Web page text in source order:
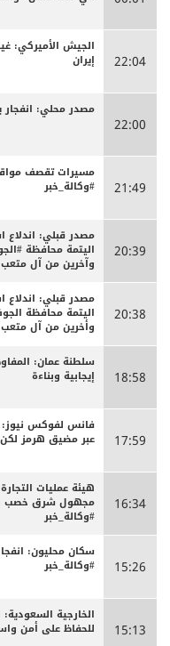
22:04 إيران
22:00
مصدر محلي: انفجار
21:49
مسيرات تقصف
#وكالة_خبر
20:39
مصدر قبلي:
اليتمة محافظة
وآخرين من آل متعب
20:38
مصدر قبلي:
اليتمة محافظة
وأخرين من آل متعب
18:58
سلطنة عمان:
إيجابية وبناءة
17:59
فانس لفوكس نيوز:
عبر مضيق هرمز لكن
16:34
هيئة عمليات
مجهول شرق خصب
#وكالة_خبر
15:26
سكان محليون:
#وكالة_خبر
15:13
الخارجية
للحفاظ على أمن